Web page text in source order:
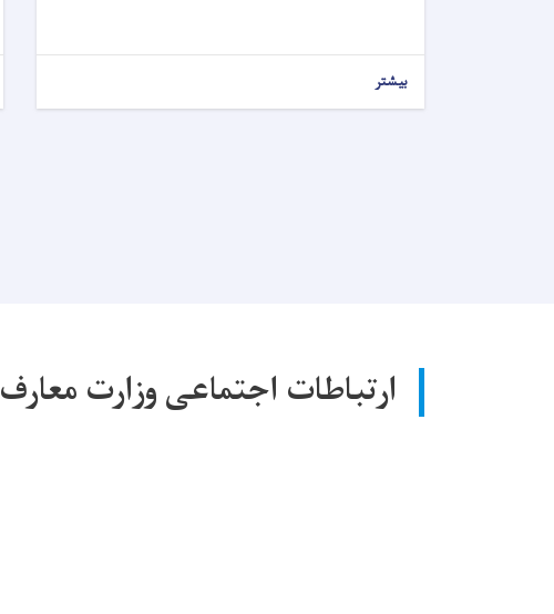
بیشتر
ارتباطات اجتماعی وزارت معارف